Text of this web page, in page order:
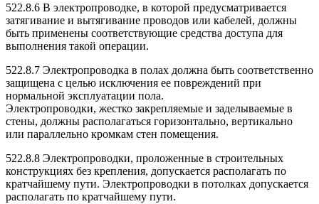
522.8.6 В электропроводке, в которой предусматривается
затягивание и вытягивание проводов или кабелей, должны
быть применены соответствующие средства доступа для
выполнения такой операции.
522.8.7 Электропроводка в полах должна быть соответственно
защищена с целью исключения ее повреждений при
нормальной эксплуатации пола.
Электропроводки, жестко закрепляемые и заделываемые в
стены, должны располагаться горизонтально, вертикально
или параллельно кромкам стен помещения.
522.8.8 Электропроводки, проложенные в строительных
конструкциях без крепления, допускается располагать по
кратчайшему пути. Электропроводки в потолках допускается
располагать по кратчайшему пути.